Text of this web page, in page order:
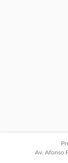
Av. Afonso